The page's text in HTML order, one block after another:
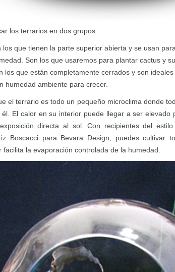
los terrarios en dos grupos:
los que tienen la parte superior abierta y se usan
Son los que usaremos para plantar cactus y
los que están completamente cerrados y son
humedad ambiente para crecer.
el terrario es todo un pequeño microclima donde
El calor en su interior puede llegar a ser elevado
directa al sol. Con recipientes del
Boscacci para Bevara Design, puedes cultivar
la evaporación controlada de la humedad.